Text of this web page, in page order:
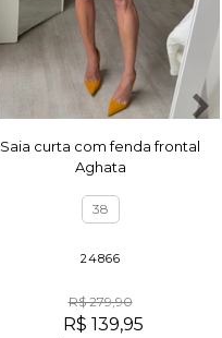
Saia curta com fenda frontal
Aghata
38
24866
R$ 279,90
R$ 139,95